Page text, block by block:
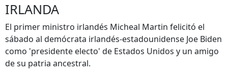
IRLANDA
El primer ministro irlandés Micheal Martin felicitó el
sábado al demócrata irlandés-estadounidense Joe Biden
como 'presidente electo' de Estados Unidos y un amigo
de su patria ancestral.